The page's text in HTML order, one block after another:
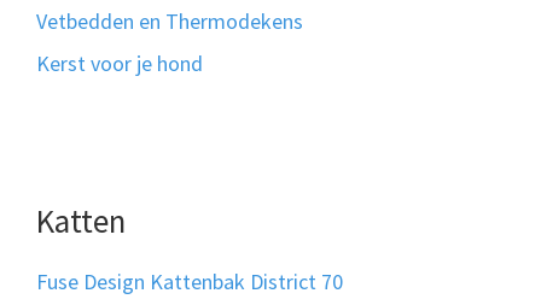
Vetbedden en Thermodekens
Kerst voor je hond
Katten
Fuse Design Kattenbak District 70